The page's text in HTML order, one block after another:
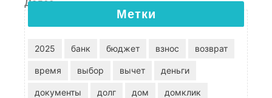
Метки
2025 банк бюджет взнос возврат
время выбор вычет деньги
документы долг дом домклик